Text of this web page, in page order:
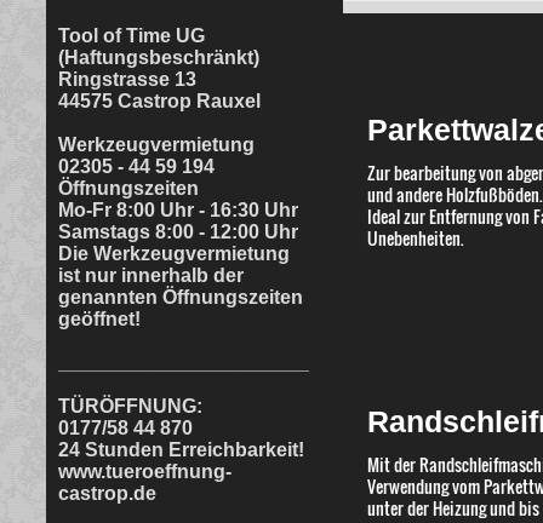
Tool of Time UG
(Haftungsbeschränkt)
Ringstrasse 13
44575 Castrop Rauxel
Werkzeugvermietung
02305 - 44 59 194
Öffnungszeiten
Mo-Fr 8:00 Uhr - 16:30 Uhr
Samstags 8:00 - 12:00 Uhr
Die Werkzeugvermietung
ist nur innerhalb der
genannten Öffnungszeiten
geöffnet!
TÜRÖFFNUNG:
0177/58 44 870
24 Stunden Erreichbarkeit!
www.tueroeffnung-
castrop.de
Zur bearbeitung von
und andere Holzfußböden.
Ideal zur Entfernung von
Unebenheiten.
Mit der
Verwendung vom
unter der Heizung und